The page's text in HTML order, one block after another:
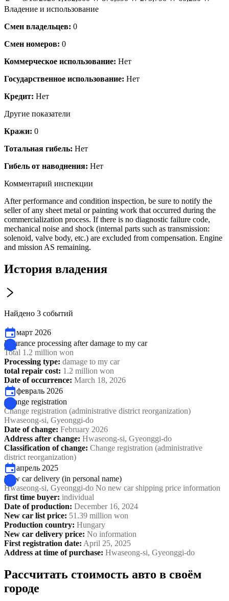
Владение и использование
Смен владельцев: 0
Смен номеров: 0
Коммерческое использование: Нет
Государственное использование: Нет
Кредит: Нет
Другие показатели
Кражи: 0
Тотальная гибель: Нет
Гибель от наводнения: Нет
Комментарий инспекции
After performance and condition inspection, be sure to notify the
seller of any sheet metal or painting work that occurred during the
commercialization process. If there is no diagnostic failure code,
mechanical noise and shock (internal parts such as transmission:
solenoid, valve body, etc.) are excluded from compensation. Engine
and mission AS remaining.
История владения
Найдено 3 событий
март 2026
Insurance processing after damage to my car
Total 1.2 million won
Processing type: damage to my car
total repair cost: 1.2 million won
Date of occurrence: March 18, 2026
февраль 2026
Change registration
Change registration (administrative district reorganization)
Hwaseong-si, Gyeonggi-do
Date of change: February 2026
Address after change: Hwaseong-si, Gyeonggi-do
Classification of change: Change registration (administrative
district reorganization)
апрель 2025
New car delivery (in personal name)
Hwaseong-si, Gyeonggi-do No new car shipping price information
first time buyer: individual
Date of production: December 16, 2024
New car list price: 51.39 million won
Production country: Hungary
New car delivery price: No information
First registration date: April 25, 2025
Address at time of purchase: Hwaseong-si, Gyeonggi-do
Рассчитать стоимость авто в своём
городе